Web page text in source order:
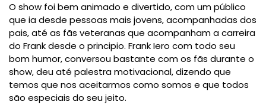
O show foi bem animado e divertido, com um público
que ia desde pessoas mais jovens, acompanhadas dos
pais, até as fãs veteranas que acompanham a carreira
do Frank desde o principio. Frank Iero com todo seu
bom humor, conversou bastante com os fãs durante o
show, deu até palestra motivacional, dizendo que
temos que nos aceitarmos como somos e que todos
são especiais do seu jeito.